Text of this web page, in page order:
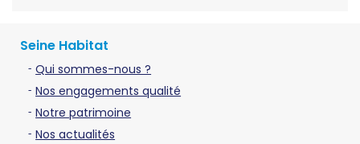
Seine Habitat
Qui sommes-nous ?
Nos engagements qualité
Notre patrimoine
Nos actualités